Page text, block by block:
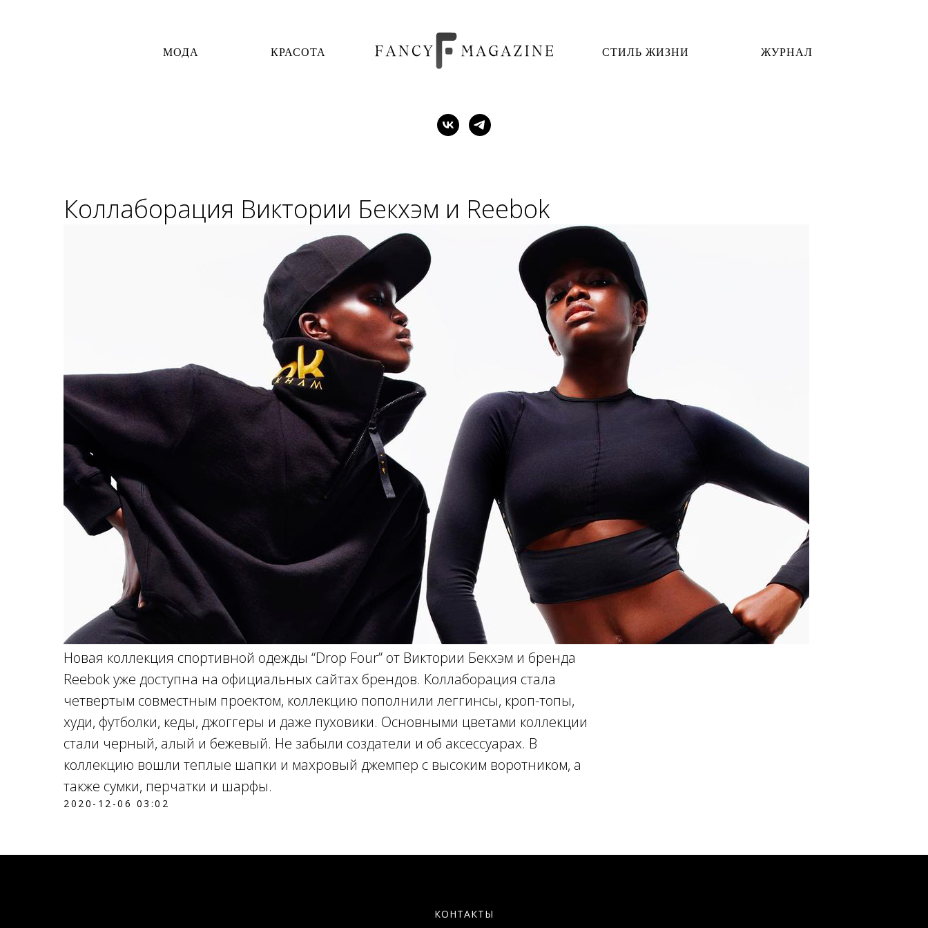
МОДА КРАСОТА СТИЛЬ ЖИЗНИ ЖУРНАЛ
Коллаборация Виктории Бекхэм и Reebok
Новая коллекция спортивной одежды “Drop Four” от Виктории Бекхэм и бренда
Reebok уже доступна на официальных сайтах брендов. Коллаборация стала
четвертым совместным проектом, коллекцию пополнили леггинсы, кроп-топы,
худи, футболки, кеды, джоггеры и даже пуховики. Основными цветами коллекции
стали черный, алый и бежевый. Не забыли создатели и об аксессуарах. В
коллекцию вошли теплые шапки и махровый джемпер с высоким воротником, а
также сумки, перчатки и шарфы.
2020-12-06 03:02
КОНТАКТЫ